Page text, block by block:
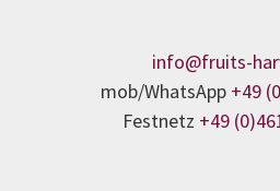
info@fruits-
mob/WhatsApp +49
Festnetz +49